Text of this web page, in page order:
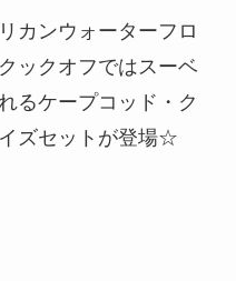
カンウォーターフロ
ックオフではスーベ
るケープコッド・ク
ズセットが登場☆